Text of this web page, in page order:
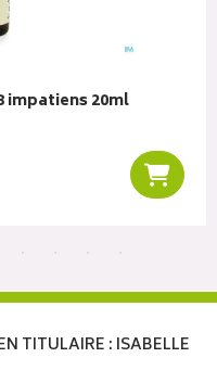
impatiens 20ml
TITULAIRE : ISABELLE